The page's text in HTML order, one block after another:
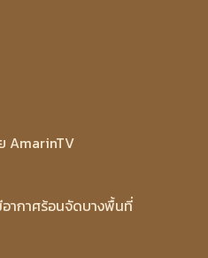
AmarinTV
ากาศร้อนจัดบางพื้นที่